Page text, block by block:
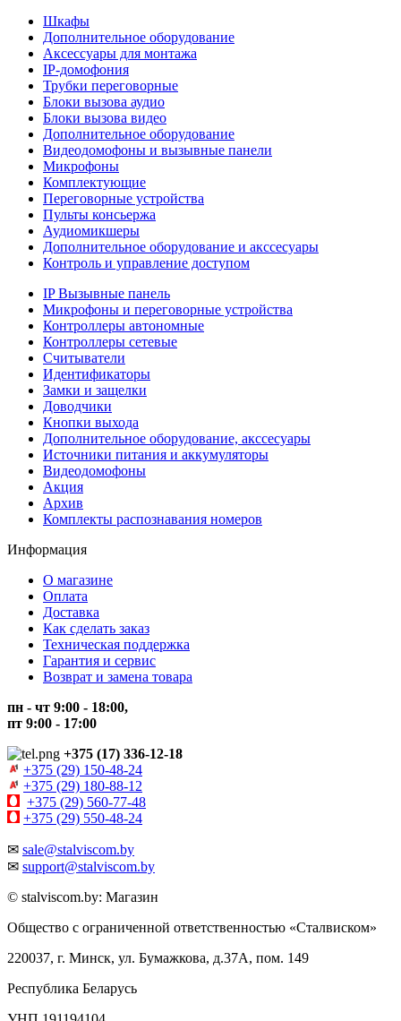
Шкафы
Дополнительное оборудование
Аксессуары для монтажа
IP-домофония
Трубки переговорные
Блоки вызова аудио
Блоки вызова видео
Дополнительное оборудование
Видеодомофоны и вызывные панели
Микрофоны
Комплектующие
Переговорные устройства
Пульты консьержа
Аудиомикшеры
Дополнительное оборудование и акссесуары
Контроль и управление доступом
IP Вызывные панель
Микрофоны и переговорные устройства
Контроллеры автономные
Контроллеры сетевые
Считыватели
Идентификаторы
Замки и защелки
Доводчики
Кнопки выхода
Дополнительное оборудование, акссесуары
Источники питания и аккумуляторы
Видеодомофоны
Акция
Архив
Комплекты распознавания номеров
Информация
О магазине
Оплата
Доставка
Как сделать заказ
Техническая поддержка
Гарантия и сервис
Возврат и замена товара
пн - чт 9:00 - 18:00,
пт 9:00 - 17:00
+375 (17) 336-12-18
+375 (29) 150-48-24
+375 (29) 180-88-12
+375 (29) 560-77-48
+375 (29) 550-48-24
✉ sale@stalviscom.by
✉ support@stalviscom.by
© stalviscom.by: Магазин
Общество с ограниченной ответственностью «Сталвиском»
220037, г. Минск, ул. Бумажкова, д.37А, пом. 149
Республика Беларусь